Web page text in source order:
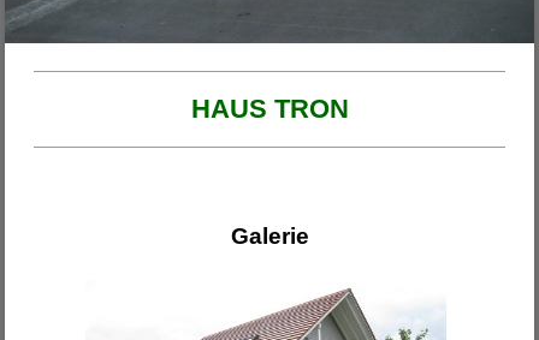
HAUS TRON
Galerie